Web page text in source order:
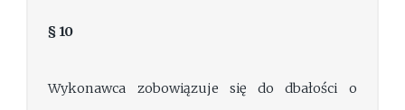
§ 10
Wykonawca zobowiązuje się do dbałości o